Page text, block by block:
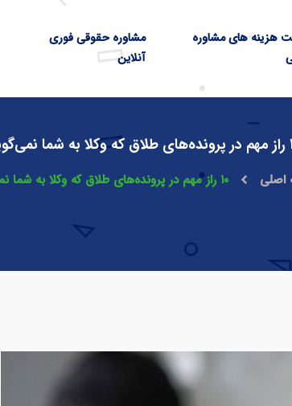
هزینه های مشاوره
مشاوره حقوقی فوری
آنلاین
۱۰ راز مهم در پرونده‌های طلاق که وکلا به شما نمی‌گویند